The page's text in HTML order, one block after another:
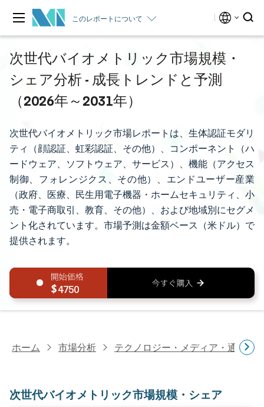
このレポートについて
次世代バイオメトリック市場規模・
シェア分析 - 成長トレンドと予測
（2026年～2031年）
次世代バイオメトリック市場レポートは、生体認証モダリ
ティ（顔認証、虹彩認証、その他）、コンポーネント（ハ
ードウェア、ソフトウェア、サービス）、機能（アクセス
制御、フォレンジクス、その他）、エンドユーザー産業
（政府、医療、民生用電子機器・ホームセキュリティ、小
売・電子商取引、教育、その他）、および地域別にセグメ
ント化されています。市場予測は金額ベース（米ドル）で
提供されます。
4750
ホーム 市場分析 テクノロジー・メディア・通信研
次世代バイオメトリック市場規模・シェア